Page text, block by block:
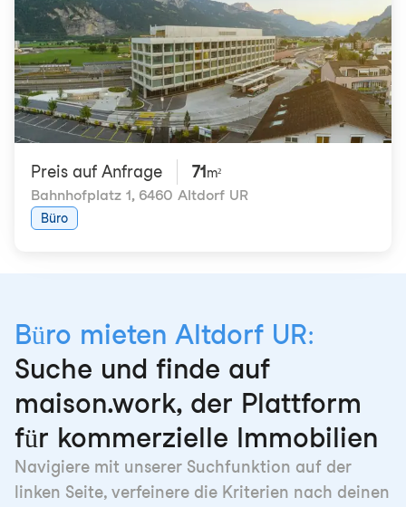
Preis auf Anfrage 71 m²
Bahnhofplatz 1, 6460 Altdorf UR
Büro
Büro mieten Altdorf UR:
Suche und finde auf
maison.work, der Plattform
für kommerzielle Immobilien
Navigiere mit unserer Suchfunktion auf der
linken Seite, verfeinere die Kriterien nach deinen